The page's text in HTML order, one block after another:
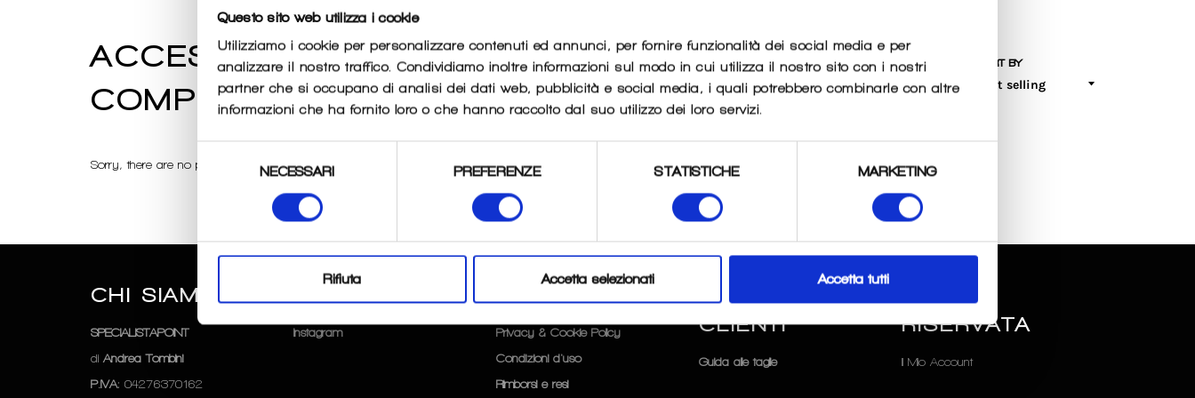
Questo sito web utilizza i cookie
Utilizziamo i cookie per personalizzare contenuti ed annunci, per fornire funzionalità dei social media e per
analizzare il nostro traffico. Condividiamo inoltre informazioni sul modo in cui utilizza il nostro sito con i nostri
partner che si occupano di analisi dei dati web, pubblicità e social media, i quali potrebbero combinarle con altre
informazioni che ha fornito loro o che hanno raccolto dal suo utilizzo dei loro servizi.
del
NECESSARI PREFERENZE STATISTICHE MARKETING
Rifiuta Accetta selezionati Accetta tutti
ACCESSORI ABBIGLIAMENTO
COMPRESSIONE
SORT BY
Sorry, there are no products in this collection
CHI SIAMO
SPECIALISTAPOINT
diAndrea Tombini
P.IVA: 04276370162
Instagram
Privacy & Cookie Policy
Condizioni d'uso
Rimborsi e resi
SERVIZIO
CLIENTI
Guida alle taglie
RISERVATA
Il Mio Account